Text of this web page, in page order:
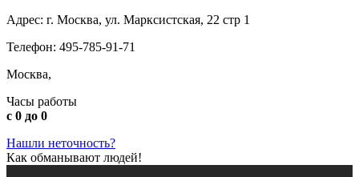
Адрес: г. Москва, ул. Марксистская, 22 стр 1
Телефон: 495-785-91-71
Москва,
Часы работы
с 0 до 0
Нашли неточность?
Как обманывают людей!